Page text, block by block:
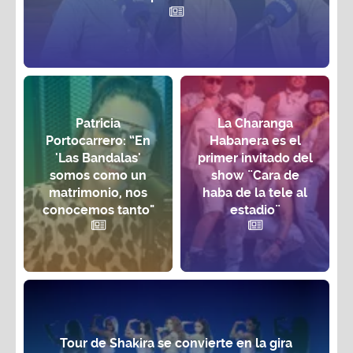
Patricia
Portocarrero: “En
'Las Bandalas'
somos como un
matrimonio, nos
conocemos tanto"
La Charanga
Habanera es el
primer invitado del
show ¨Cara de
haba de la tele al
estadio¨
Tour de Shakira se convierte en la gira